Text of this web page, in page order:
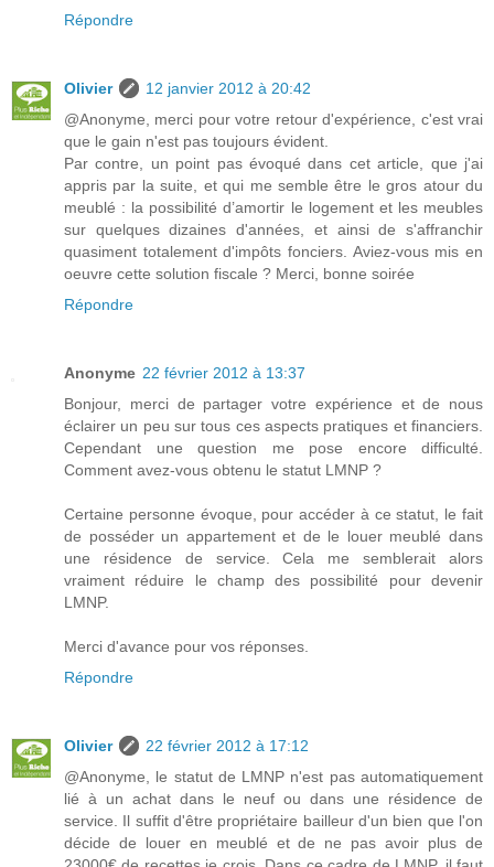
Répondre
Olivier
12 janvier 2012 à 20:42
@Anonyme, merci pour votre retour d'expérience, c'est vrai
que le gain n'est pas toujours évident.
Par contre, un point pas évoqué dans cet article, que j'ai
appris par la suite, et qui me semble être le gros atour du
meublé : la possibilité d’amortir le logement et les meubles
sur quelques dizaines d'années, et ainsi de s'affranchir
quasiment totalement d'impôts fonciers. Aviez-vous mis en
oeuvre cette solution fiscale ? Merci, bonne soirée
Répondre
Anonyme 22 février 2012 à 13:37
Bonjour, merci de partager votre expérience et de nous
éclairer un peu sur tous ces aspects pratiques et financiers.
Cependant une question me pose encore difficulté.
Comment avez-vous obtenu le statut LMNP ?
Certaine personne évoque, pour accéder à ce statut, le fait
de posséder un appartement et de le louer meublé dans
une résidence de service. Cela me semblerait alors
vraiment réduire le champ des possibilité pour devenir
LMNP.
Merci d'avance pour vos réponses.
Répondre
Olivier
22 février 2012 à 17:12
@Anonyme, le statut de LMNP n'est pas automatiquement
lié à un achat dans le neuf ou dans une résidence de
service. Il suffit d'être propriétaire bailleur d'un bien que l'on
décide de louer en meublé et de ne pas avoir plus de